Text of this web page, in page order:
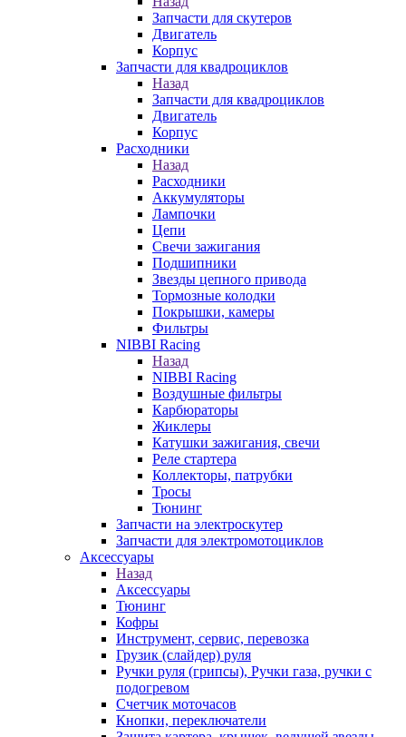
Запчасти для скутеров
Двигатель
Корпус
Запчасти для квадроциклов
Назад
Запчасти для квадроциклов
Двигатель
Корпус
Расходники
Назад
Расходники
Аккумуляторы
Лампочки
Цепи
Свечи зажигания
Подшипники
Звезды цепного привода
Тормозные колодки
Покрышки, камеры
Фильтры
NIBBI Racing
Назад
NIBBI Racing
Воздушные фильтры
Карбюраторы
Жиклеры
Катушки зажигания, свечи
Реле стартера
Коллекторы, патрубки
Тросы
Тюнинг
Запчасти на электроскутер
Запчасти для электромотоциклов
Аксессуары
Назад
Аксессуары
Тюнинг
Кофры
Инструмент, сервис, перевозка
Грузик (слайдер) руля
Ручки руля (грипсы), Ручки газа, ручки с
подогревом
Счетчик моточасов
Кнопки, переключатели